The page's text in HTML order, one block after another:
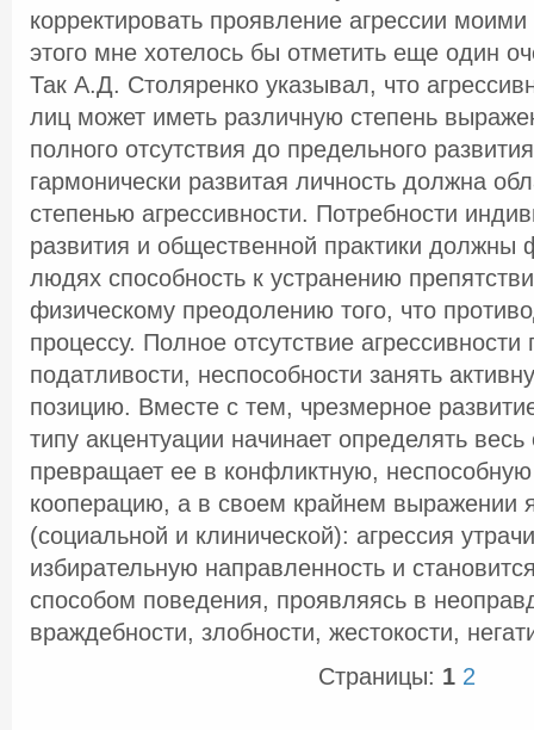
корректировать проявление агрессии
этого мне хотелось бы отметить еще один
Так А.Д. Столяренко указывал, что
лиц может иметь различную степень
полного отсутствия до предельного
гармонически развитая личность должна
степенью агрессивности. Потребности
развития и общественной практики должны
людях способность к устранению
физическому преодолению того, что
процессу. Полное отсутствие агрессивности
податливости, неспособности занять
позицию. Вместе с тем, чрезмерное
типу акцентуации начинает определять
превращает ее в конфликтную,
кооперацию, а в своем крайнем выражении
(социальной и клинической): агрессия
избирательную направленность и
способом поведения, проявляясь в
враждебности, злобности, жестокости,
Страницы: 1 2